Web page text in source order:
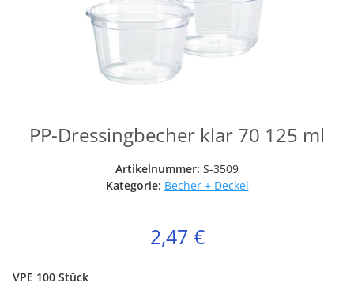
PP-Dressingbecher klar 70 125 ml
Artikelnummer: S-3509
Kategorie: Becher + Deckel
2,47 €
VPE 100 Stück